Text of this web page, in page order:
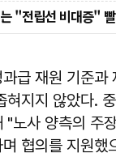
급 재원 기준과
혀지지 않았다.
"노사 양측의 주
협의를 지원했